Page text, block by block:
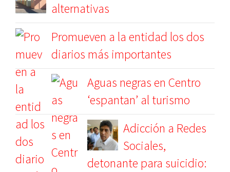
alternativas
Promueven a la entidad los dos
diarios más importantes
Aguas negras en Centro
‘espantan’ al turismo
Adicción a Redes
Sociales,
detonante para suicidio: